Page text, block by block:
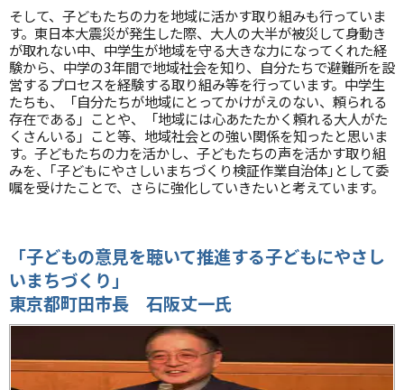
そして、子どもたちの力を地域に活かす取り組みも行っていま
す。東日本大震災が発生した際、大人の大半が被災して身動き
が取れない中、中学生が地域を守る大きな力になってくれた経
験から、中学の3年間で地域社会を知り、自分たちで避難所を設
営するプロセスを経験する取り組み等を行っています。中学生
たちも、「自分たちが地域にとってかけがえのない、頼られる
存在である」ことや、「地域には心あたたかく頼れる大人がた
くさんいる」こと等、地域社会との強い関係を知ったと思いま
す。子どもたちの力を活かし、子どもたちの声を活かす取り組
みを、｢子どもにやさしいまちづくり検証作業自治体｣として委
嘱を受けたことで、さらに強化していきたいと考えています。
「子どもの意見を聴いて推進する子どもにやさし
いまちづくり」
東京都町田市長 石阪丈一氏